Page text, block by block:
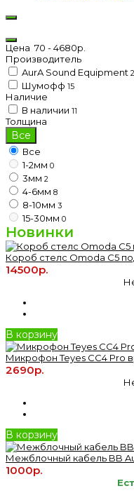
Цена 70 -4680р.
Производитель
AurA Sound Equipment 2
Шумофф 15
Наличие
В наличии 11
Толщина
Все
Все
1-2мм 0
3мм 2
4-6мм 8
8-10мм 3
15-30мм 0
Новинки
Короб стелс Omoda C5
14500р.
В корзину
Микрофон Teyes CC4 Pro
2690р.
В корзину
Межблочный кабель BB
1000р.